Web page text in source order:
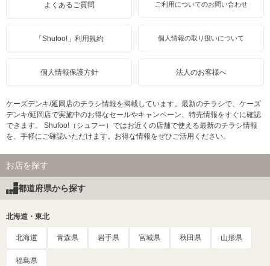
よくあるご質問 ご利用についてのお問い合わせ
「Shufoo!」利用規約 個人情報の取り扱いについて
個人情報保護方針 法人のお客様へ
ケーズデンキ/延岡店のチラシ情報を掲載しています。最新のチラシで、ケーズ
デンキ/延岡店で実施中のお得なセールやキャンペーン、特売情報をすぐに確認
できます。 Shufoo!（シュフー）ではお近くの店舗で使える最新のチラシ情報
を、手軽にご確認いただけます。お得な情報をぜひご活用ください。
お店を探す
都道府県から探す
北海道・東北
北海道 青森県 岩手県 宮城県 秋田県 山形県
福島県